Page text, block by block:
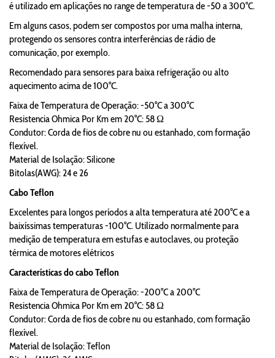
é utilizado em aplicações no range de temperatura de -50 a 300°C.
Em alguns casos, podem ser compostos por uma malha interna,
protegendo os sensores contra interferências de rádio de
comunicação, por exemplo.
Recomendado para sensores para baixa refrigeração ou alto
aquecimento acima de 100°C.
Faixa de Temperatura de Operação: -50°C a 300°C
Resistencia Ohmica Por Km em 20°C: 58 Ω
Condutor: Corda de fios de cobre nu ou estanhado, com formação
flexível.
Material de Isolação: Silicone
Bitolas(AWG): 24 e 26
Cabo Teflon
Excelentes para longos períodos a alta temperatura até 200°C e a
baixíssimas temperaturas -100°C. Utilizado normalmente para
medição de temperatura em estufas e autoclaves, ou proteção
térmica de motores elétricos
Características do cabo Teflon
Faixa de Temperatura de Operação: -200°C a 200°C
Resistencia Ohmica Por Km em 20°C: 58 Ω
Condutor: Corda de fios de cobre nu ou estanhado, com formação
flexível.
Material de Isolação: Teflon